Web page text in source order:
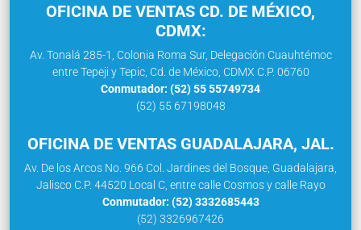
OFICINA DE VENTAS CD. DE MÉXICO,
CDMX:
Av. Tonalá 285-1, Colonia Roma Sur, Delegación Cuauhtémoc
entre Tepeji y Tepic, Cd. de México, CDMX C.P. 06760
Conmutador: (52) 55 55749734
(52) 55 67198048
OFICINA DE VENTAS GUADALAJARA, JAL.
Av. De los Arcos No. 966 Col. Jardines del Bosque, Guadalajara,
Jalisco C.P. 44520 Local C, entre calle Cosmos y calle Rayo
Conmutador: (52) 3332685443
(52) 3326967426